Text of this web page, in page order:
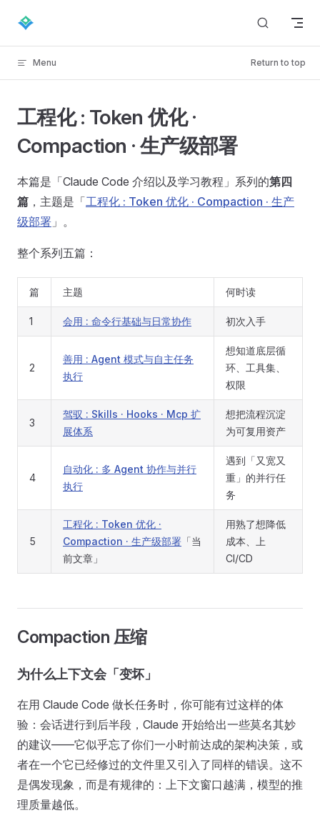
Skip to content
Menu Return to top
工程化 : Token 优化 ·
Compaction · 生产级部署
本篇是「Claude Code 介绍以及学习教程」系列的第四
篇 ，主题是「工程化 : Token 优化 · Compaction · 生产
级部署 」。
整个系列五篇：
篇 主题 何时读
1 会用 : 命令行基础与日常协作 初次入手
2
善用 : Agent 模式与自主任务
执行
想知道底层循
环、工具集、
权限
3
驾驭 : Skills · Hooks · Mcp 扩
展体系
想把流程沉淀
为可复用资产
4
自动化 : 多 Agent 协作与并行
执行
遇到「又宽又
重」的并行任
务
5
工程化 : Token 优化 ·
Compaction · 生产级部署 「当
前文章」
用熟了想降低
成本、上
CI/CD
Compaction 压缩
为什么上下文会「变坏」
在用 Claude Code 做长任务时，你可能有过这样的体
验：会话进行到后半段，Claude 开始给出一些莫名其妙
的建议——它似乎忘了你们一小时前达成的架构决策，或
者在一个它已经修过的文件里又引入了同样的错误。这不
是偶发现象，而是有规律的：上下文窗口越满，模型的推
理质量越低。